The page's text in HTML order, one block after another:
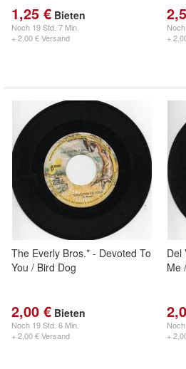
1,25 € Bieten
Noch 19 Std. 7 Min.
+ 2,00 € Versand
Noch
+
The Everly Bros.* - Devoted To
You / Bird Dog
2,00 € Bieten
Noch 19 Std. 6 Min.
+ 2,00 € Versand
Del
Me
Noch
+